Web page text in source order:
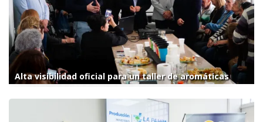
Alta visibilidad oficial para un taller de aromáticas